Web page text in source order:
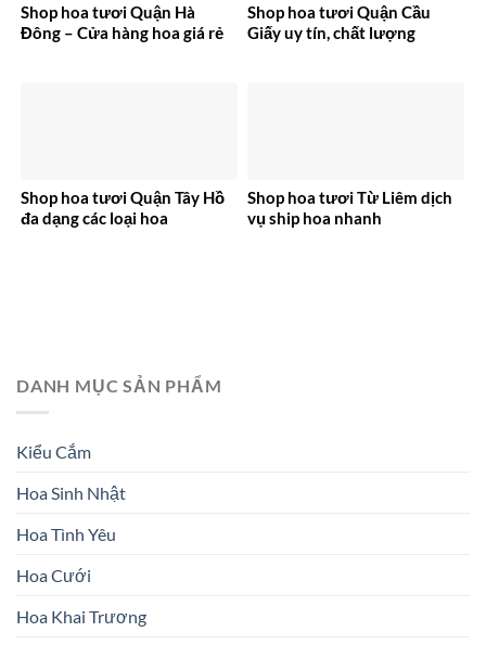
Shop hoa tươi Quận Hà
Đông – Cửa hàng hoa giá rẻ
Shop hoa tươi Quận Cầu
Giấy uy tín, chất lượng
Shop hoa tươi Quận Tây Hồ
đa dạng các loại hoa
Shop hoa tươi Từ Liêm dịch
vụ ship hoa nhanh
DANH MỤC SẢN PHẨM
Kiểu Cắm
Hoa Sinh Nhật
Hoa Tình Yêu
Hoa Cưới
Hoa Khai Trương